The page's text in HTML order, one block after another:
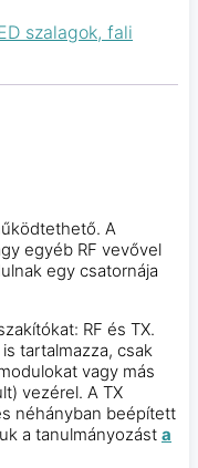
szalagok, fali
A
egyéb RF vevővel
egy csatornája
RF és TX.
tartalmazza, csak
vagy más
vezérel. A TX
néhányban beépített
a tanulmányozást a